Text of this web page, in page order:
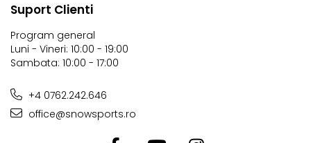
Suport Clienti
Program general
Luni - Vineri: 10:00 - 19:00
Sambata: 10:00 - 17:00
+4 0762.242.646
office@snowsports.ro